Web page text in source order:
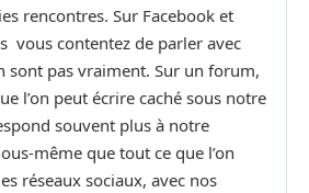
rencontres. Sur Facebook et
vous contentez de parler avec
sont pas vraiment. Sur un forum,
l’on peut écrire caché sous notre
souvent plus à notre
même que tout ce que l’on
réseaux sociaux, avec nos